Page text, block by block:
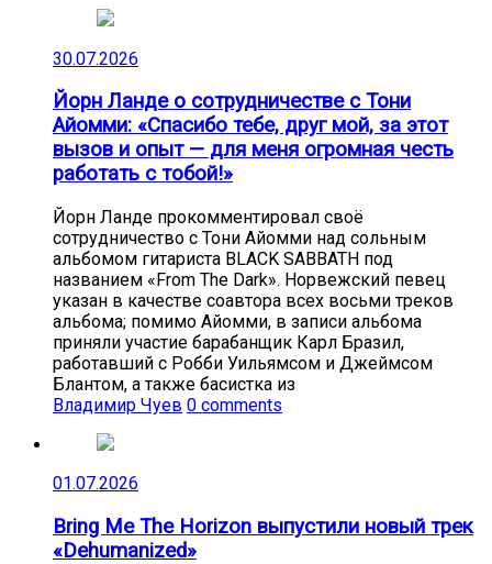
30.07.2026
Йорн Ланде о сотрудничестве с Тони
Айомми: «Спасибо тебе, друг мой, за этот
вызов и опыт — для меня огромная честь
работать с тобой!»
Йорн Ланде прокомментировал своё
сотрудничество с Тони Айомми над сольным
альбомом гитариста BLACK SABBATH под
названием «From The Dark». Норвежский певец
указан в качестве соавтора всех восьми треков
альбома; помимо Айомми, в записи альбома
приняли участие барабанщик Карл Бразил,
работавший с Робби Уильямсом и Джеймсом
Блантом, а также басистка из
Владимир Чуев 0 comments
01.07.2026
Bring Me The Horizon выпустили новый трек
«Dehumanized»